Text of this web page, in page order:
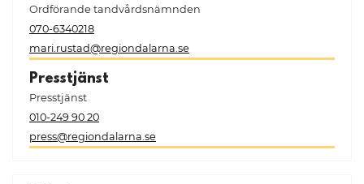
Ordförande tandvårdsnämnden
070-6340218
mari.rustad@regiondalarna.se
Presstjänst
Presstjänst
010-249 90 20
press@regiondalarna.se